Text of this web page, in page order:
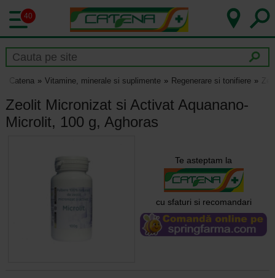
40
Catena Vitamine, minerale si suplimente Regenerare si tonifiere
Zeolit Micronizat si Activat Aquanano-
Microlit, 100 g, Aghoras
Te asteptam la
cu sfaturi si recomandari